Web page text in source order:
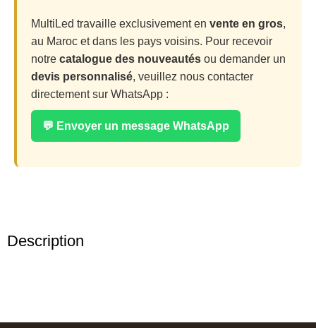
MultiLed travaille exclusivement en vente en gros,
au Maroc et dans les pays voisins. Pour recevoir
notre catalogue des nouveautés ou demander un
devis personnalisé, veuillez nous contacter
directement sur WhatsApp :
💬 Envoyer un message WhatsApp
Description